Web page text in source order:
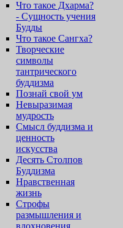
Что такое Дхарма?
- Сущность учения
Будды
Что такое Сангха?
Творческие
символы
тантрического
буддизма
Познай свой ум
Невыразимая
мудрость
Смысл буддизма и
ценность
искусства
Десять Столпов
Буддизма
Нравственная
жизнь
Строфы
размышления и
вдохновения